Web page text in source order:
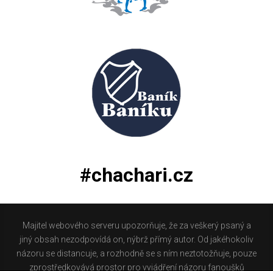
#chachari.cz
Majitel webového serveru upozorňuje, že za veškerý psaný a
jiný obsah nezodpovídá on, nýbrž přímý autor. Od jakéhokoliv
názoru se distancuje, a rozhodně se s ním neztotožňuje, pouze
zprostředkovává prostor pro vyjádření názoru fanoušků